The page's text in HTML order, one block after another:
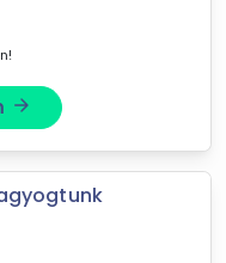
arrow_forward